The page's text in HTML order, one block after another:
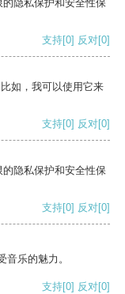
隐私保护和安全性保
支持[0] 反对[0]
如，我可以使用它来
支持[0] 反对[0]
隐私保护和安全性保
支持[0] 反对[0]
乐的魅力。
支持[0] 反对[0]